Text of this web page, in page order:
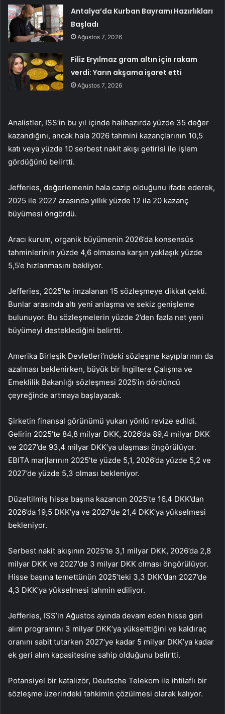
Antalya’da Kurban Bayramı Hazırlıkları
Başladı
Ağustos 7, 2026
Filiz Eryılmaz gram altın için rakam
verdi: Yarın akşama işaret etti
Ağustos 7, 2026
Analistler, ISS’in bu yıl içinde halihazırda yüzde 35 değer
kazandığını, ancak hala 2026 tahmini kazançlarının 10,5
katı veya yüzde 10 serbest nakit akışı getirisi ile işlem
gördüğünü belirtti.
Jefferies, değerlemenin hala cazip olduğunu ifade ederek,
2025 ile 2027 arasında yıllık yüzde 12 ila 20 kazanç
büyümesi öngördü.
Aracı kurum, organik büyümenin 2026’da konsensüs
tahminlerinin yüzde 4,6 olmasına karşın yaklaşık yüzde
5,5’e hızlanmasını bekliyor.
Jefferies, 2025’te imzalanan 15 sözleşmeye dikkat çekti.
Bunlar arasında altı yeni anlaşma ve sekiz genişleme
bulunuyor. Bu sözleşmelerin yüzde 2’den fazla net yeni
büyümeyi desteklediğini belirtti.
Amerika Birleşik Devletleri’ndeki sözleşme kayıplarının da
azalması beklenirken, büyük bir İngiltere Çalışma ve
Emeklilik Bakanlığı sözleşmesi 2025’in dördüncü
çeyreğinde artmaya başlayacak.
Şirketin finansal görünümü yukarı yönlü revize edildi.
Gelirin 2025’te 84,8 milyar DKK, 2026’da 89,4 milyar DKK
ve 2027’de 93,4 milyar DKK’ya ulaşması öngörülüyor.
EBITA marjlarının 2025’te yüzde 5,1, 2026’da yüzde 5,2 ve
2027’de yüzde 5,3 olması bekleniyor.
Düzeltilmiş hisse başına kazancın 2025’te 16,4 DKK’dan
2026’da 19,5 DKK’ya ve 2027’de 21,4 DKK’ya yükselmesi
bekleniyor.
Serbest nakit akışının 2025’te 3,1 milyar DKK, 2026’da 2,8
milyar DKK ve 2027’de 3 milyar DKK olması öngörülüyor.
Hisse başına temettünün 2025’teki 3,3 DKK’dan 2027’de
4,3 DKK’ya yükselmesi tahmin ediliyor.
Jefferies, ISS’in Ağustos ayında devam eden hisse geri
alım programını 3 milyar DKK’ya yükselttiğini ve kaldıraç
oranını sabit tutarken 2027’ye kadar 5 milyar DKK’ya kadar
ek geri alım kapasitesine sahip olduğunu belirtti.
Potansiyel bir katalizör, Deutsche Telekom ile ihtilaflı bir
sözleşme üzerindeki tahkimin çözülmesi olarak kalıyor.